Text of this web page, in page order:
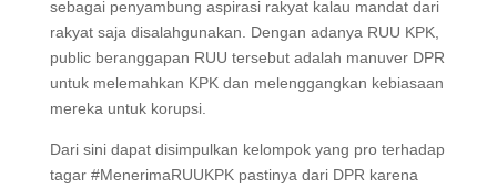
sebagai penyambung aspirasi rakyat kalau mandat dari
rakyat saja disalahgunakan. Dengan adanya RUU KPK,
public beranggapan RUU tersebut adalah manuver DPR
untuk melemahkan KPK dan melenggangkan kebiasaan
mereka untuk korupsi.
Dari sini dapat disimpulkan kelompok yang pro terhadap
tagar #MenerimaRUUKPK pastinya dari DPR karena